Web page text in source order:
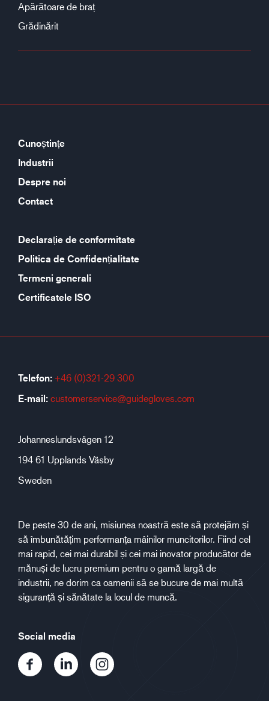
Apărătoare de braț
Grădinărit
Cunoștințe
Industrii
Despre noi
Contact
Declarație de conformitate
Politica de Confidențialitate
Termeni generali
Certificatele ISO
Telefon: +46 (0)321-29 300
E-mail: customerservice@guidegloves.com
Johanneslundsvägen 12
194 61 Upplands Väsby
Sweden
De peste 30 de ani, misiunea noastră este să protejăm și
să îmbunătățim performanța mâinilor muncitorilor. Fiind cel
mai rapid, cei mai durabil și cei mai inovator producător de
mănuși de lucru premium pentru o gamă largă de
industrii, ne dorim ca oamenii să se bucure de mai multă
siguranță și sănătate la locul de muncă.
Social media